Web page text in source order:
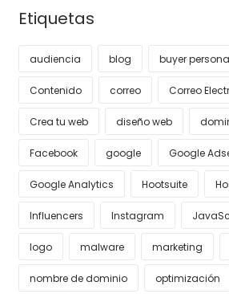
Etiquetas
audiencia blog buyer persona
Contenido correo Correo
Crea tu web diseño web
Facebook google Google
Google Analytics Hootsuite
Influencers Instagram
logo malware marketing
nombre de dominio optimización